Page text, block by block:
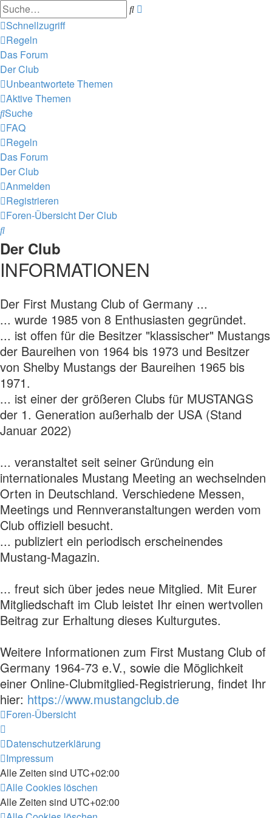
Suche
Schnellzugriff
Regeln
Das Forum
Der Club
Unbeantwortete Themen
Aktive Themen
Suche
FAQ
Regeln
Das Forum
Der Club
Anmelden
Registrieren
Foren-Übersicht Der Club
Suche
Der Club
INFORMATIONEN
Der First Mustang Club of Germany ...
... wurde 1985 von 8 Enthusiasten gegründet.
... ist offen für die Besitzer "klassischer" Mustangs
der Baureihen von 1964 bis 1973 und Besitzer
von Shelby Mustangs der Baureihen 1965 bis
1971.
... ist einer der größeren Clubs für MUSTANGS
der 1. Generation außerhalb der USA (Stand
Januar 2022)
... veranstaltet seit seiner Gründung ein
internationales Mustang Meeting an wechselnden
Orten in Deutschland. Verschiedene Messen,
Meetings und Rennveranstaltungen werden vom
Club offiziell besucht.
... publiziert ein periodisch erscheinendes
Mustang-Magazin.
... freut sich über jedes neue Mitglied. Mit Eurer
Mitgliedschaft im Club leistet Ihr einen wertvollen
Beitrag zur Erhaltung dieses Kulturgutes.
Weitere Informationen zum First Mustang Club of
Germany 1964-73 e.V., sowie die Möglichkeit
einer Online-Clubmitglied-Registrierung, findet Ihr
hier: https://www.mustangclub.de
Foren-Übersicht
Datenschutzerklärung
Impressum
Alle Zeiten sind UTC+02:00
Alle Cookies löschen
Alle Zeiten sind UTC+02:00